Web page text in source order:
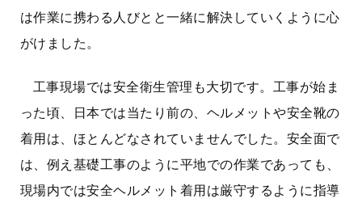
は作業に携わる人びとと一緒に解決していくように心
がけました。
工事現場では安全衛生管理も大切です。工事が始ま
った頃、日本では当たり前の、ヘルメットや安全靴の
着用は、ほとんどなされていませんでした。安全面で
は、例え基礎工事のように平地での作業であっても、
現場内では安全ヘルメット着用は厳守するように指導